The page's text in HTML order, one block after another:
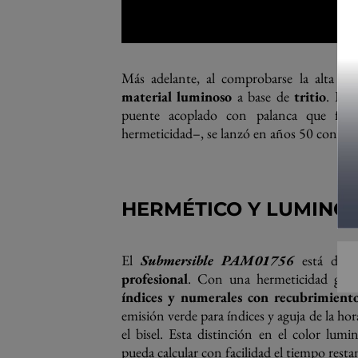
Más adelante, al comprobarse la alta
material luminoso a base detritio. La
puente acoplado con palanca que
hermeticidad–, se lanzó en años 50 con la
HERMÉTICO Y
ElSubmersible PAM01756está
profesional. Con una hermeticidad
índices y numerales con
emisión verde para índices y aguja de la
el bisel. Esta distinción en el color
pueda calcular con facilidad el tiempo